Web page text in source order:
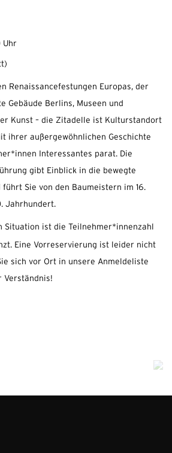
Uhr
Renaissancefestungen Europas, der
Gebäude Berlins, Museen und
Kunst – die Zitadelle ist Kulturstandort
ihrer außergewöhnlichen Geschichte
Interessantes parat. Die
gibt Einblick in die bewegte
Sie von den Baumeistern im 16.
Jahrhundert.
Situation ist die Teilnehmer*innenzahl
Eine Vorreservierung ist leider nicht
sich vor Ort in unsere Anmeldeliste
Verständnis!